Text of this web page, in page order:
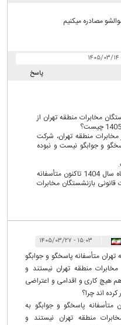
مصادره میکنیم
پاسخ
مخابرات منطقه تهران از
منطقه تهران، شرکت
و جوابگو نیست و نبوده
با وجود پیگیری های مکرر از شهریور ماه سال 1404 تاکنون متأسفانه
بازنشستگان مخابرات
۱۵:۰۳ - ۱۴۰۵/۰۳/۲۷
متأسفانه پاسخگو و جوابگو
منطقه تهران نیستند و
هیچ کاری و اقدامی و اعتراضی
اند چرا؟
متأسفانه پاسخگو و جوابگو به
منطقه تهران نیستند و